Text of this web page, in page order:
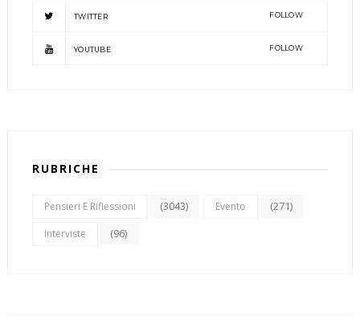
TWITTER FOLLOW
YOUTUBE FOLLOW
RUBRICHE
Pensieri E Riflessioni (3043) Evento (271)
Interviste (96)